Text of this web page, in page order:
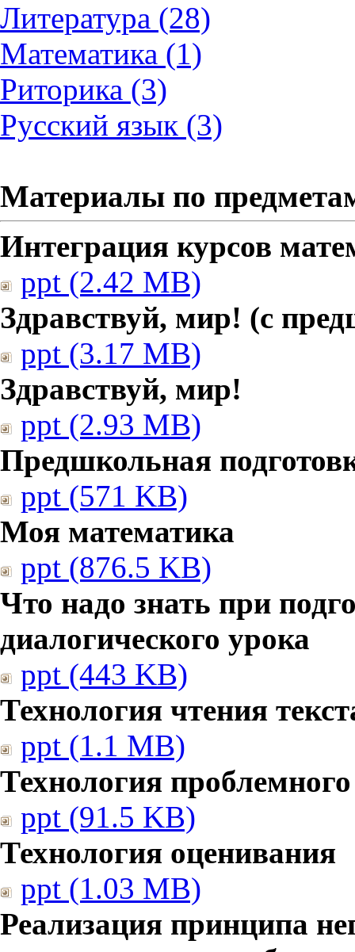
Литература (28)
Математика (1)
Риторика (3)
Русский язык (3)
Материалы по
Интеграция курсов
ppt (2.42 MB)
Здравствуй, мир! (с
ppt (3.17 MB)
Здравствуй, мир!
ppt (2.93 MB)
Предшкольная
ppt (571 KB)
Моя математика
ppt (876.5 KB)
Что надо знать при
диалогического урока
ppt (443 KB)
Технология чтения
ppt (1.1 MB)
Технология
ppt (91.5 KB)
Технология оценивания
ppt (1.03 MB)
Реализация принципа